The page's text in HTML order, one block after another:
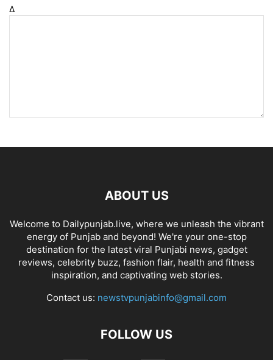
Δ
ABOUT US
Welcome to Dailypunjab.live, where we unleash the vibrant
energy of Punjab and beyond! We're your one-stop
destination for the latest viral Punjabi news, gadget
reviews, celebrity buzz, fashion flair, health and fitness
inspiration, and captivating web stories.
Contact us: newstvpunjabinfo@gmail.com
FOLLOW US